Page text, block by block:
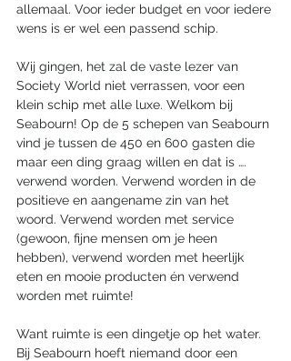
allemaal. Voor ieder budget en voor iedere
wens is er wel een passend schip.
Wij gingen, het zal de vaste lezer van
Society World niet verrassen, voor een
klein schip met alle luxe. Welkom bij
Seabourn! Op de 5 schepen van Seabourn
vind je tussen de 450 en 600 gasten die
maar een ding graag willen en dat is ….
verwend worden. Verwend worden in de
positieve en aangename zin van het
woord. Verwend worden met service
(gewoon, fijne mensen om je heen
hebben), verwend worden met heerlijk
eten en mooie producten én verwend
worden met ruimte!
Want ruimte is een dingetje op het water.
Bij Seabourn hoeft niemand door een